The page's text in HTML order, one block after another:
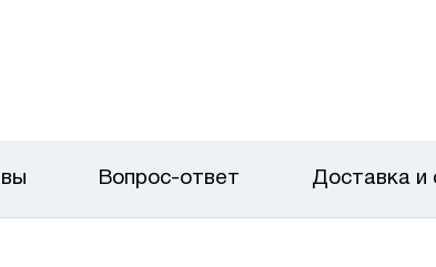
Вопрос-ответ Доставка и